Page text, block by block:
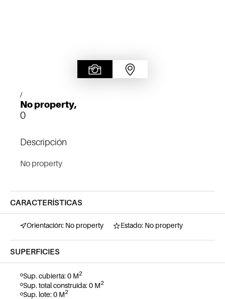
/
No property,
0
Descripción
No property
CARACTERÍSTICAS
Orientación: No property Estado: No property
SUPERFICIES
Sup. cubierta: 0 M2
Sup. total construida: 0 M2
Sup. lote: 0 M2